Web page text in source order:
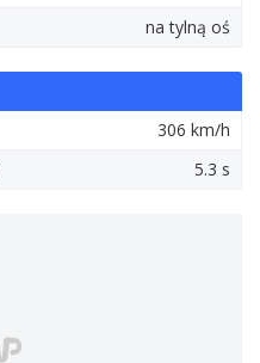
na tylną oś
306 km/h
5.3 s